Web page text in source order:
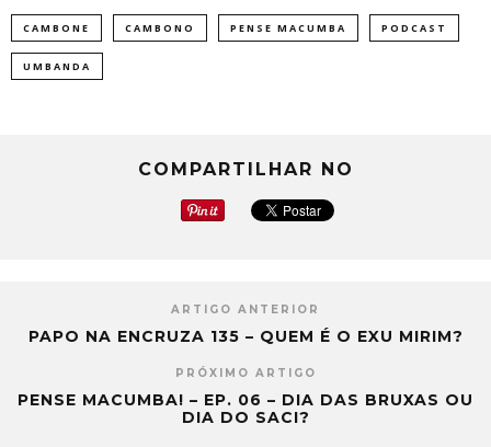
CAMBONE CAMBONO PENSE MACUMBA PODCAST
UMBANDA
COMPARTILHAR NO
ARTIGO ANTERIOR
PAPO NA ENCRUZA 135 – QUEM É O EXU MIRIM?
PRÓXIMO ARTIGO
PENSE MACUMBA! – EP. 06 – DIA DAS BRUXAS OU
DIA DO SACI?